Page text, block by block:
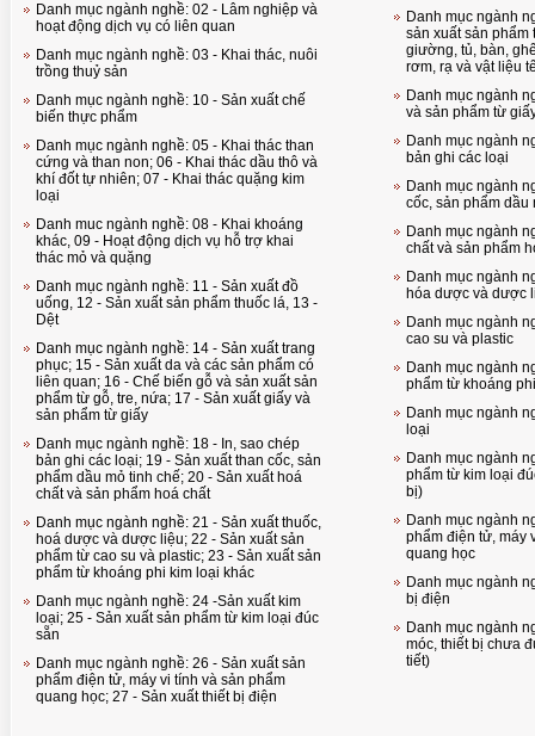
Danh mục ngành nghề: 02 - Lâm nghiệp và
hoạt động dịch vụ có liên quan
Danh mục ngành nghề: 03 - Khai thác, nuôi
trồng thuỷ sản
Danh mục ngành nghề: 10 - Sản xuất chế
biến thực phẩm
Danh mục ngành nghề: 05 - Khai thác than
cứng và than non; 06 - Khai thác dầu thô và
khí đốt tự nhiên; 07 - Khai thác quặng kim
loại
Danh muc ngành nghề: 08 - Khai khoáng
khác, 09 - Hoạt động dịch vụ hỗ trợ khai
thác mỏ và quặng
Danh mục ngành nghề: 11 - Sản xuất đồ
uống, 12 - Sản xuất sản phẩm thuốc lá, 13 -
Dệt
Danh mục ngành nghề: 14 - Sản xuất trang
phục; 15 - Sản xuất da và các sản phẩm có
liên quan; 16 - Chế biến gỗ và sản xuất sản
phẩm từ gỗ, tre, nứa; 17 - Sản xuất giấy và
sản phẩm từ giấy
Danh mục ngành nghề: 18 - In, sao chép
bản ghi các loại; 19 - Sản xuất than cốc, sản
phẩm dầu mỏ tinh chế; 20 - Sản xuất hoá
chất và sản phẩm hoá chất
Danh mục ngành nghề: 21 - Sản xuất thuốc,
hoá dược và dược liệu; 22 - Sản xuất sản
phẩm từ cao su và plastic; 23 - Sản xuất sản
phẩm từ khoáng phi kim loại khác
Danh mục ngành nghề: 24 -Sản xuất kim
loại; 25 - Sản xuất sản phẩm từ kim loại đúc
sẵn
Danh mục ngành nghề: 26 - Sản xuất sản
phẩm điện tử, máy vi tính và sản phẩm
quang học; 27 - Sản xuất thiết bị điện
Danh mục ngành
sản xuất sản phẩm
giường, tủ, bàn,
rơm, rạ và vật liệu
Danh mục ngành
và sản phẩm từ
Danh mục ngành
bản ghi các loại
Danh mục ngành
cốc, sản phẩm dầu
Danh mục ngành
chất và sản phẩm
Danh mục ngành
hóa dược và dược
Danh mục ngành
cao su và plastic
Danh mục ngành
phẩm từ khoáng
Danh mục ngành
loại
Danh mục ngành
phẩm từ kim loại
bị)
Danh mục ngành
phẩm điện tử, máy
quang học
Danh mục ngành
bị điện
Danh mục ngành
móc, thiết bị chưa
tiết)